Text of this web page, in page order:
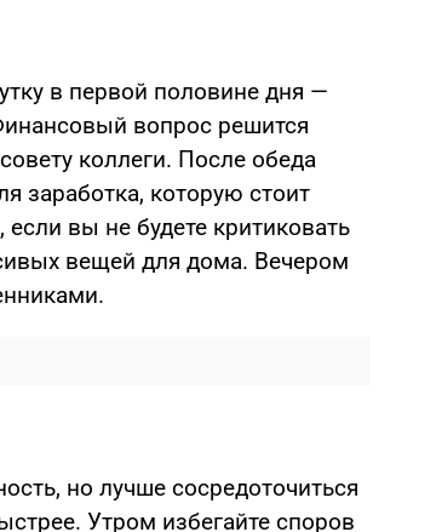
в первой половине дня —
вопрос решится
коллеги. После обеда
заработка, которую стоит
вы не будете критиковать
вещей для дома. Вечером
но лучше сосредоточиться
Утром избегайте споров